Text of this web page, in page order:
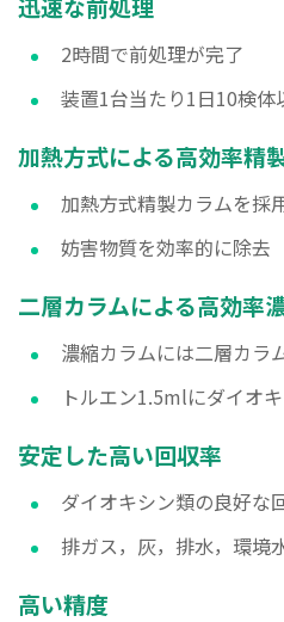
迅速な前処理
2時間で前処理が完了
装置1台当たり1日10検体
加熱方式による高効率精
加熱方式精製カラムを採
妨害物質を効率的に除去
二層カラムによる高効率
濃縮カラムには二層カラ
トルエン1.5mlにダイオ
安定した高い回収率
ダイオキシン類の良好な
排ガス，灰，排水，環境
高い精度